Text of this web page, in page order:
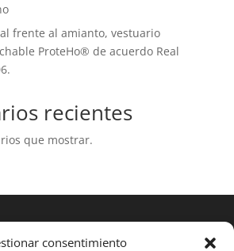
consentimiento
frente al amianto, vestuario
ProteHo® de acuerdo Real
recientes
que mostrar.